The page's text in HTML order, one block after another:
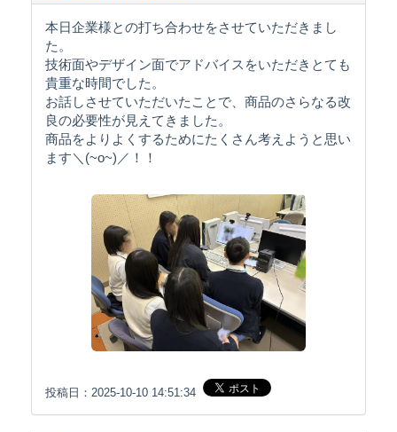
本日企業様との打ち合わせをさせていただきまし
た。
技術面やデザイン面でアドバイスをいただきとても
貴重な時間でした。
お話しさせていただいたことで、商品のさらなる改
良の必要性が見えてきました。
商品をよりよくするためにたくさん考えようと思い
ます＼(~o~)／！！
投稿日：2025-10-10 14:51:34